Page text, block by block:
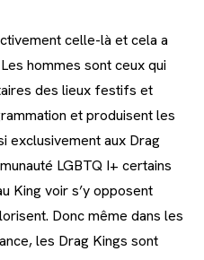
celle-là et cela a
hommes sont ceux qui
des lieux festifs et
et produisent les
exclusivement aux Drag
LGBTQ I+ certains
King voir s’y opposent
Donc même dans les
les Drag Kings sont